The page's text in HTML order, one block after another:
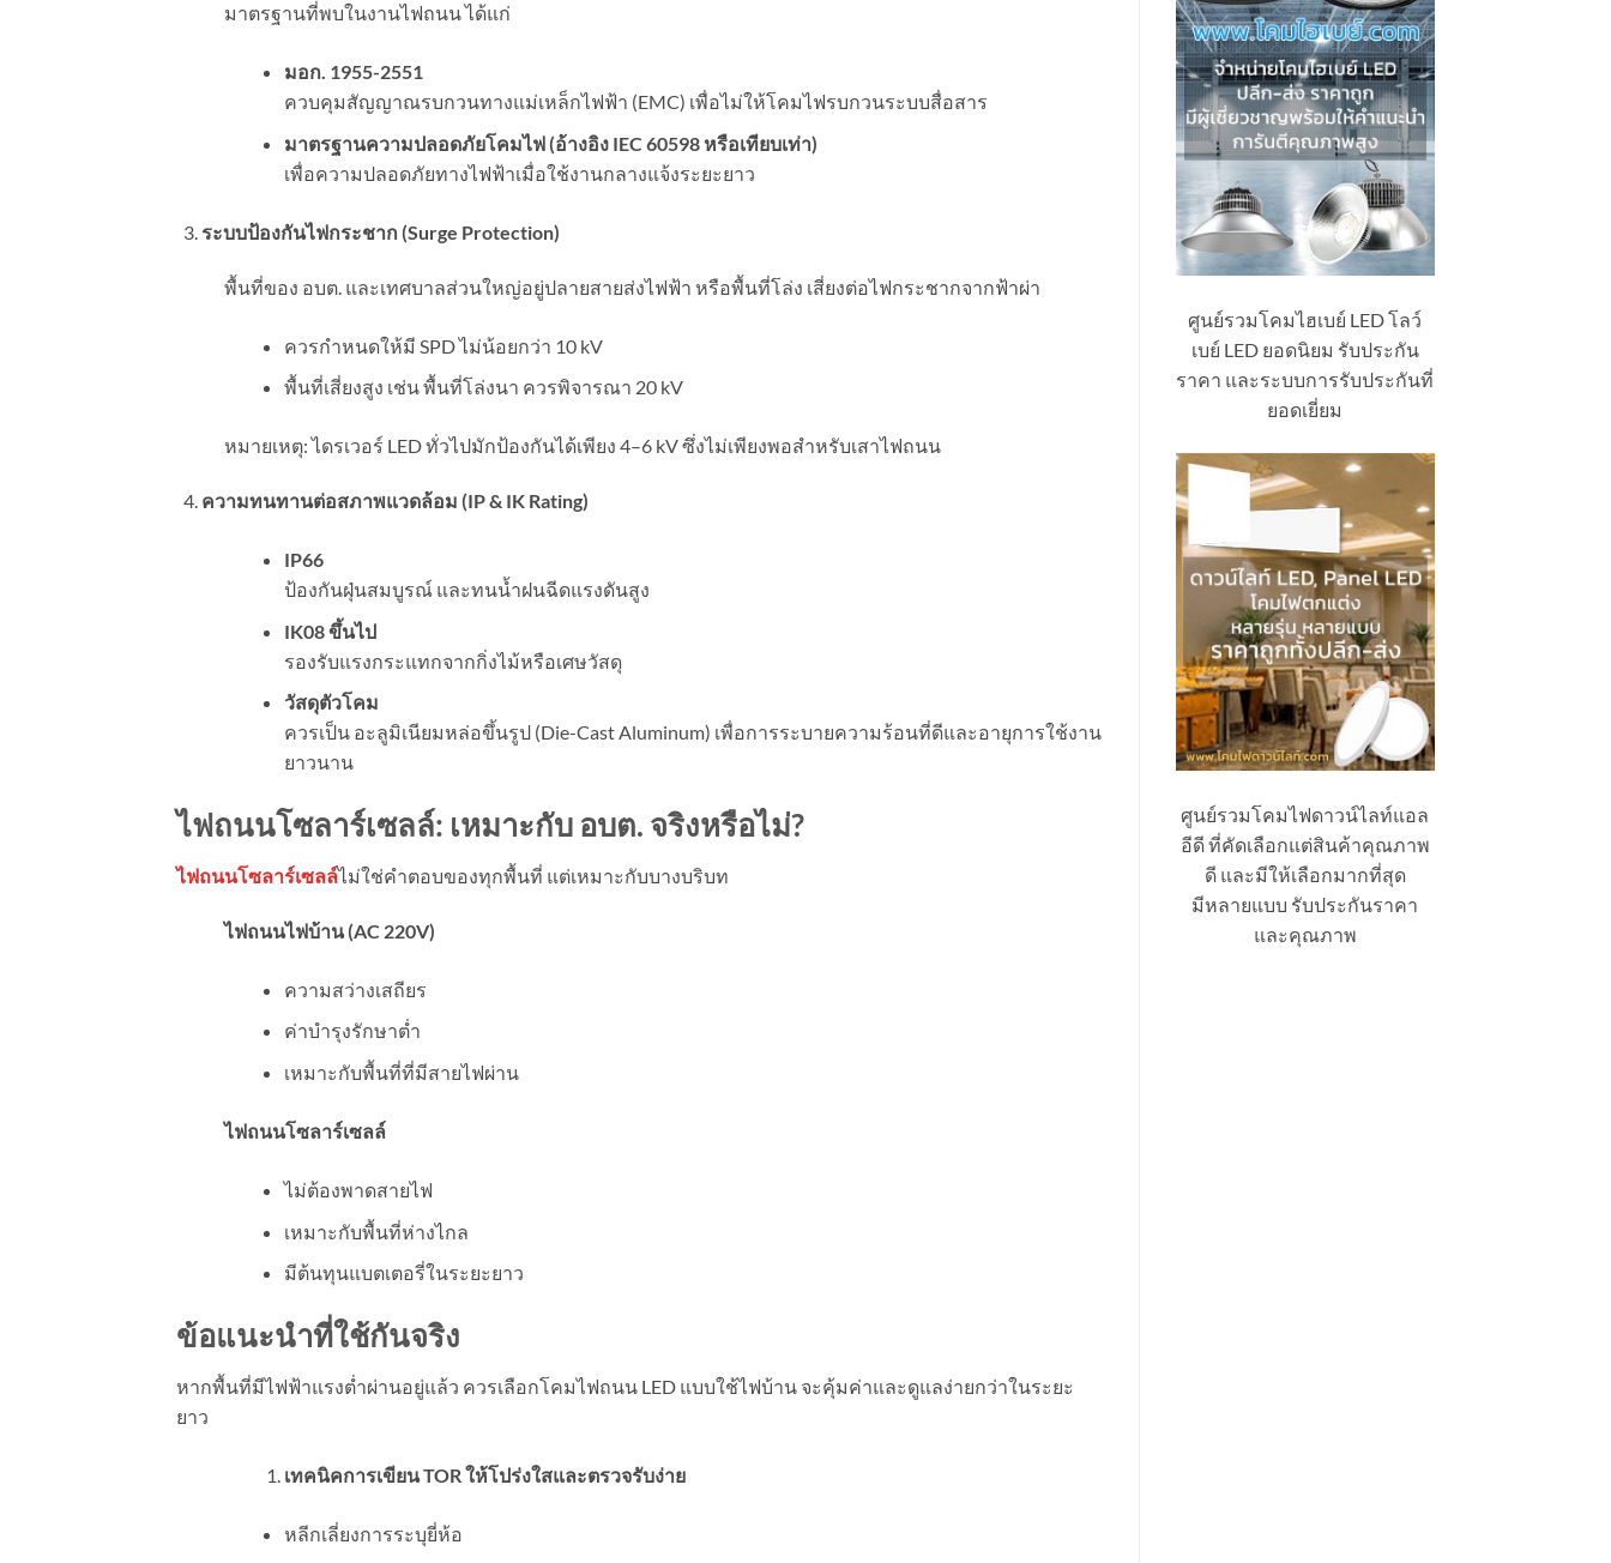
มาตรฐานที่พบในงานไฟถนน ได้แก่
มอก. 1955-2551
ควบคุมสัญญาณรบกวนทางแม่เหล็กไฟฟ้า (EMC) เพื่อไม่ให้โคมไฟรบกวนระบบสื่อสาร
มาตรฐานความปลอดภัยโคมไฟ (อ้างอิง IEC 60598 หรือเทียบเท่า)
เพื่อความปลอดภัยทางไฟฟ้าเมื่อใช้งานกลางแจ้งระยะยาว
ระบบป้องกันไฟกระชาก (Surge Protection)
พื้นที่ของ อบต. และเทศบาลส่วนใหญ่อยู่ปลายสายส่งไฟฟ้า หรือพื้นที่โล่ง เสี่ยงต่อไฟกระชากจากฟ้าผ่า
ควรกำหนดให้มี SPD ไม่น้อยกว่า 10 kV
พื้นที่เสี่ยงสูง เช่น พื้นที่โล่งนา ควรพิจารณา 20 kV
หมายเหตุ: ไดรเวอร์ LED ทั่วไปมักป้องกันได้เพียง 4–6 kV ซึ่งไม่เพียงพอสำหรับเสาไฟถนน
ความทนทานต่อสภาพแวดล้อม (IP & IK Rating)
IP66
ป้องกันฝุ่นสมบูรณ์ และทนน้ำฝนฉีดแรงดันสูง
IK08ขึ้นไป
รองรับแรงกระแทกจากกิ่งไม้หรือเศษวัสดุ
วัสดุตัวโคม
ควรเป็น อะลูมิเนียมหล่อขึ้นรูป (Die-Cast Aluminum) เพื่อการระบายความร้อนที่ดีและอายุการใช้งาน
ยาวนาน
ไฟถนนโซลาร์เซลล์: เหมาะกับ อบต. จริงหรือไม่?
ไฟถนนโซลาร์เซลล์ไม่ใช่คำตอบของทุกพื้นที่ แต่เหมาะกับบางบริบท
ไฟถนนไฟบ้าน (AC 220V)
ความสว่างเสถียร
ค่าบำรุงรักษาต่ำ
เหมาะกับพื้นที่ที่มีสายไฟผ่าน
ไฟถนนโซลาร์เซลล์
ไม่ต้องพาดสายไฟ
เหมาะกับพื้นที่ห่างไกล
มีต้นทุนแบตเตอรี่ในระยะยาว
ข้อแนะนำที่ใช้กันจริง
หากพื้นที่มีไฟฟ้าแรงต่ำผ่านอยู่แล้ว ควรเลือกโคมไฟถนน LED แบบใช้ไฟบ้าน จะคุ้มค่าและดูแลง่ายกว่าในระยะ
ยาว
เทคนิคการเขียนTORให้โปร่งใสและตรวจรับง่าย
หลีกเลี่ยงการระบุยี่ห้อ
ศูนย์รวมโคมไฮเบย์ LED โลว์
เบย์ LED ยอดนิยม รับประกัน
ราคา และระบบการรับประกันที่
ยอดเยี่ยม
ศูนย์รวมโคมไฟดาวน์ไลท์แอล
อีดี ที่คัดเลือกแต่สินค้าคุณภาพ
ดี และมีให้เลือกมากที่สุด
มีหลายแบบ รับประกันราคา
และคุณภาพ